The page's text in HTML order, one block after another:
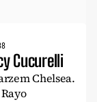
Cucurelli
Chelsea.